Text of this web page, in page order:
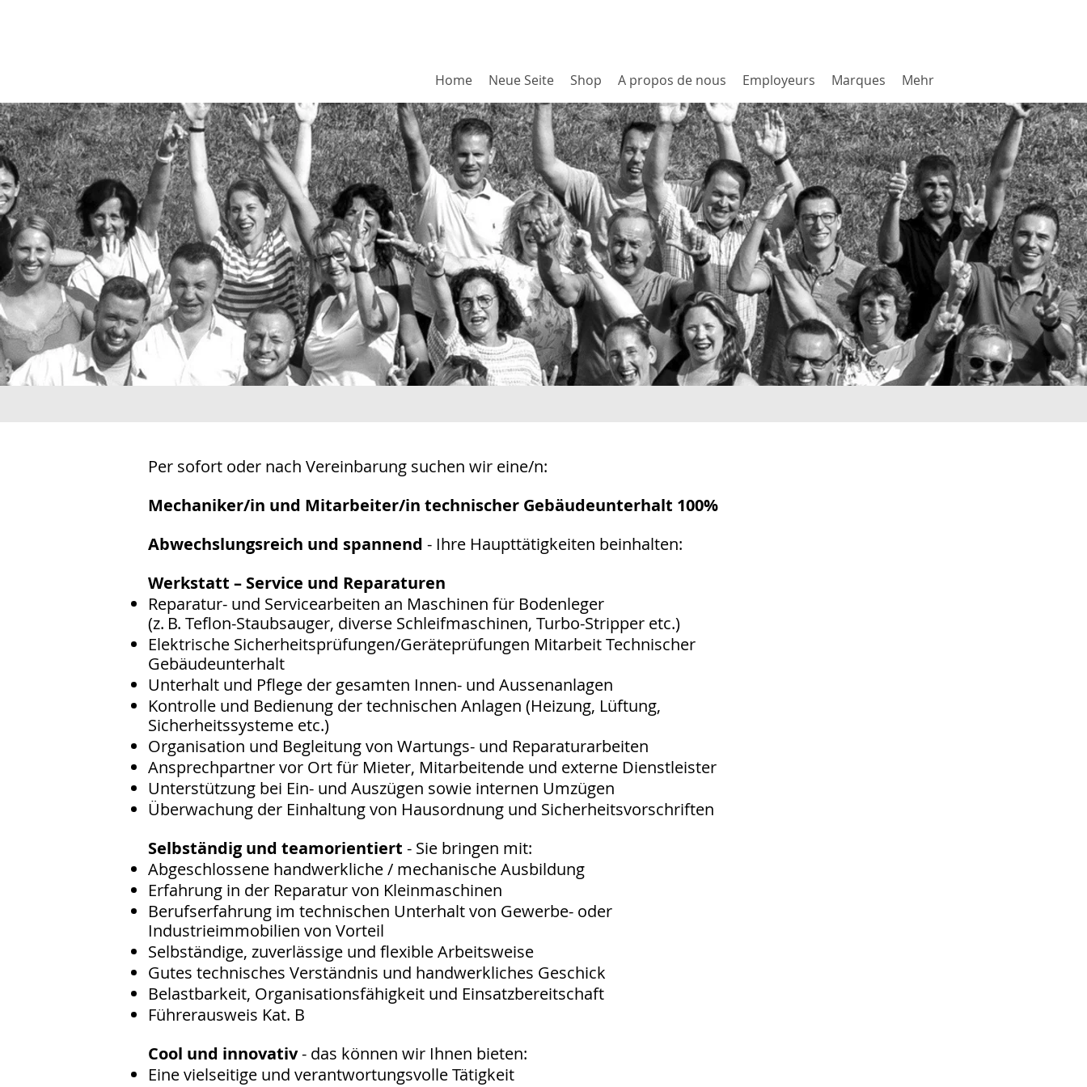
Home Neue Seite Shop A propos de nous Employeurs Marques Mehr
Per sofort oder nach Vereinbarung suchen wir eine/n:
Mechaniker/in und Mitarbeiter/in technischer Gebäudeunterhalt 100%
Abwechslungsreich und spannend - Ihre Haupttätigkeiten beinhalten:
Werkstatt – Service und Reparaturen
Reparatur- und Servicearbeiten an Maschinen für Bodenleger
(z. B. Teflon-Staubsauger, diverse Schleifmaschinen, Turbo-Stripper etc.)
Elektrische Sicherheitsprüfungen/Geräteprüfungen Mitarbeit Technischer
Gebäudeunterhalt
Unterhalt und Pflege der gesamten Innen- und Aussenanlagen
Kontrolle und Bedienung der technischen Anlagen (Heizung, Lüftung,
Sicherheitssysteme etc.)
Organisation und Begleitung von Wartungs- und Reparaturarbeiten
Ansprechpartner vor Ort für Mieter, Mitarbeitende und externe Dienstleister
Unterstützung bei Ein- und Auszügen sowie internen Umzügen
Überwachung der Einhaltung von Hausordnung und Sicherheitsvorschriften
Selbständig und teamorientiert - Sie bringen mit:
Abgeschlossene handwerkliche / mechanische Ausbildung
Erfahrung in der Reparatur von Kleinmaschinen
Berufserfahrung im technischen Unterhalt von Gewerbe- oder
Industrieimmobilien von Vorteil
Selbständige, zuverlässige und flexible Arbeitsweise
Gutes technisches Verständnis und handwerkliches Geschick
Belastbarkeit, Organisationsfähigkeit und Einsatzbereitschaft
Führerausweis Kat. B
Cool und innovativ- das können wir Ihnen bieten:
Eine vielseitige und verantwortungsvolle Tätigkeit